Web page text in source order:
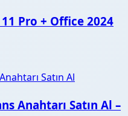
Pro + Office 2024
Anahtarı Satın Al –